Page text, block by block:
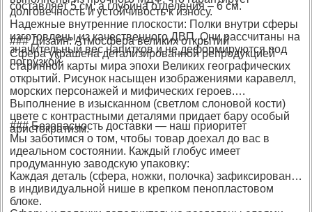
долговечность и устойчивость к износу.
Надежные внутренние плоскости: Полки внутри сферы
изготовлены из качественного ДВП. Они рассчитаны на
значительный вес напитков и не деформируются под
погрузкой.
составляет 5 см, а глубина отделения – 6 см.
### Дизайн: Атмосфера великих открытий
Сфера украшена детализированной репродукцией
старинной карты мира эпохи Великих географических
открытий. Рисунок насыщен изображениями каравелл,
морских персонажей и мифических героев.
Выполнение в изысканном (светлом слоновой кости)
цвете с контрастными деталями придает бару особый
аристократизм.
### Безопасность доставки — наш приоритет
Мы заботимся о том, чтобы товар доехал до вас в
идеальном состоянии. Каждый глобус имеет
продуманную заводскую упаковку:
Каждая деталь (сфера, ножки, полочка) зафиксирована
в индивидуальной нише в крепком пенопластовом
блоке.